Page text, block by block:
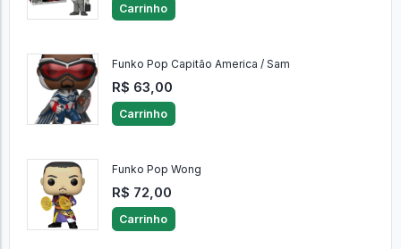
Carrinho
Funko Pop Capitão America / Sam
R$ 63,00
Carrinho
Funko Pop Wong
R$ 72,00
Carrinho